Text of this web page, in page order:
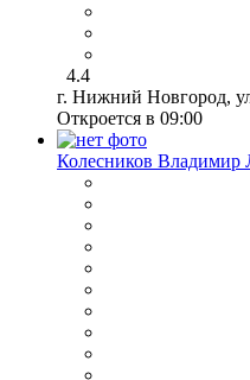
4.4
г. Нижний Новгород,
Откроется в 09:00
Колесников Владимир